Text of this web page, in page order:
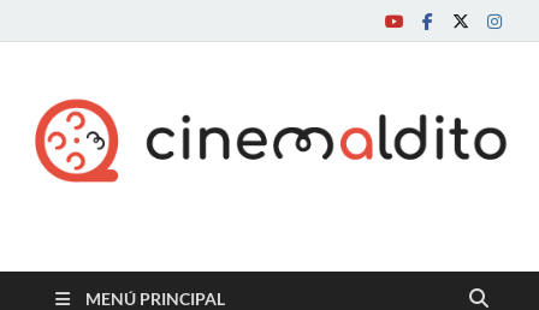
Cine maldito
MENÚ PRINCIPAL